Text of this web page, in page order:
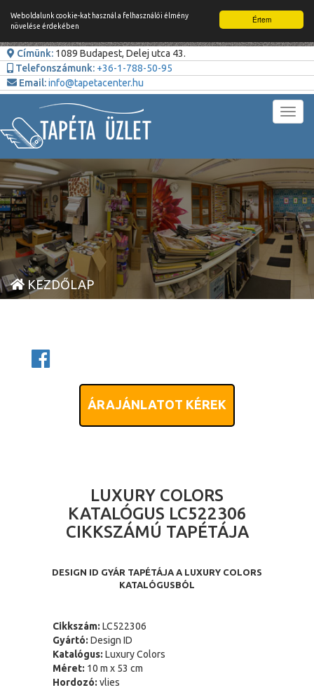
Értem
Weboldalunk cookie-kat használ a felhasználói élmény
növelése érdekében
Címünk: 1089 Budapest, Delej utca 43.
Telefonszámunk: +36-1-788-50-95
Email:info@tapetacenter.hu
KEZDŐLAP
ÁRAJÁNLATOT KÉREK
LUXURY COLORS
KATALÓGUS LC522306
CIKKSZÁMÚ TAPÉTÁJA
DESIGN ID GYÁR TAPÉTÁJA A LUXURY COLORS
KATALÓGUSBÓL
Cikkszám: LC522306
Gyártó: Design ID
Katalógus: Luxury Colors
Méret: 10 m x 53 cm
Hordozó: vlies